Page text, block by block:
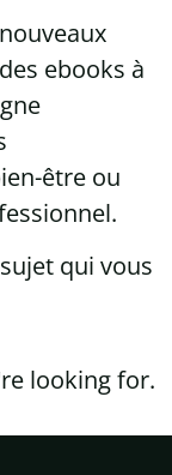
ebooks à
être ou
qui vous
looking for.